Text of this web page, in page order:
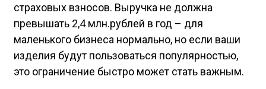
страховых взносов. Выручка не должна
превышать 2,4 млн.рублей в год – для
маленького бизнеса нормально, но если ваши
изделия будут пользоваться популярностью,
это ограничение быстро может стать важным.